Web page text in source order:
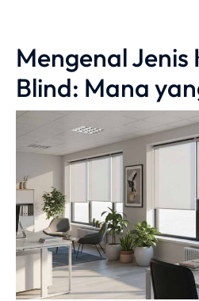
Mengenal Jenis
Blind: Mana